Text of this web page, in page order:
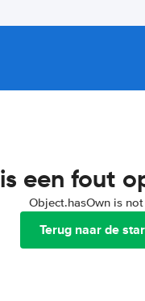
een fout
Object.hasOwn is
Terug naar de